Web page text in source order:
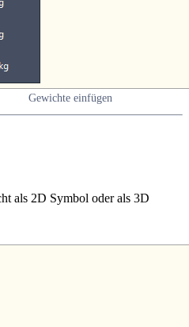
Gewichte einfügen
als 2D Symbol oder als 3D